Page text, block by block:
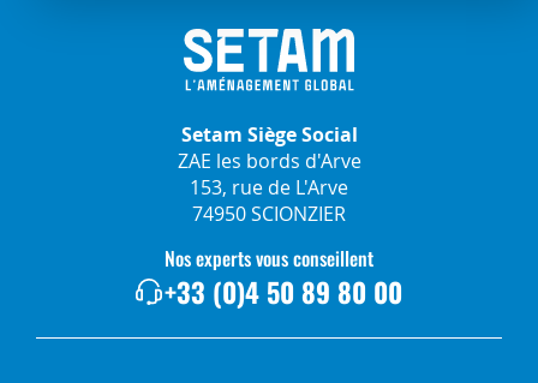
Setam Siège Social
ZAE les bords d'Arve
153, rue de L'Arve
74950 SCIONZIER
Nos experts vous conseillent
+33 (0)4 50 89 80 00